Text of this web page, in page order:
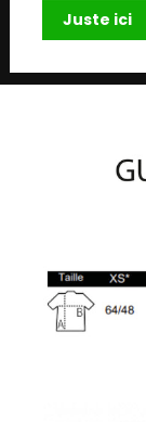
Juste ici